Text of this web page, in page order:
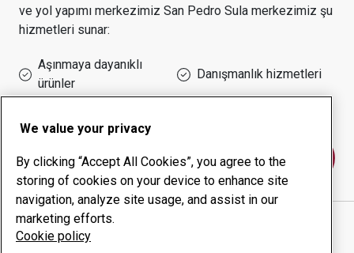
ve yol yapımı merkezimiz San Pedro Sula merkezimiz şu
hizmetleri sunar:
Aşınmaya dayanıklı
ürünler
Danışmanlık hizmetleri
Bize ulaşın
METALES INDUSTRIALES SAMPEDRANOS
sitesi
We value your privacy
By clicking “Accept All Cookies”, you agree to the
storing of cookies on your device to enhance site
navigation, analyze site usage, and assist in our
marketing efforts.
Cookie policy